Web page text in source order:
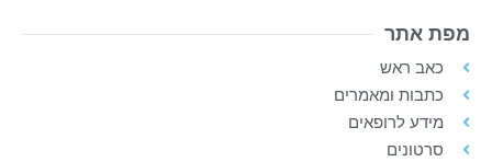
מפת אתר
כאב ראש
כתבות ומאמרים
מידע לרופאים
סרטונים